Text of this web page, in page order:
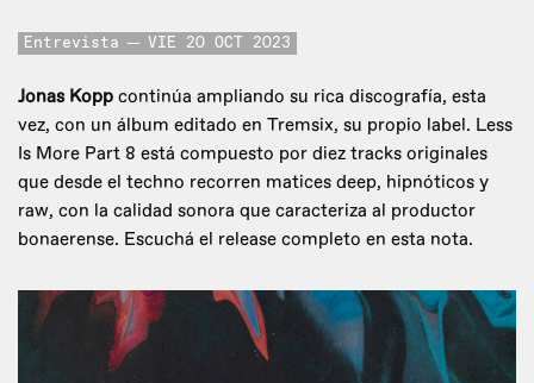
Entrevista VIE 20 OCT 2023
Jonas Kopp continúa ampliando su rica discografía, esta
vez, con un álbum editado en Tremsix, su propio label. Less
Is More Part 8 está compuesto por diez tracks originales
que desde el techno recorren matices deep, hipnóticos y
raw, con la calidad sonora que caracteriza al productor
bonaerense. Escuchá el release completo en esta nota.